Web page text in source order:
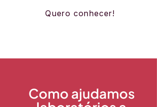
Quero conhecer!
Como ajudamos